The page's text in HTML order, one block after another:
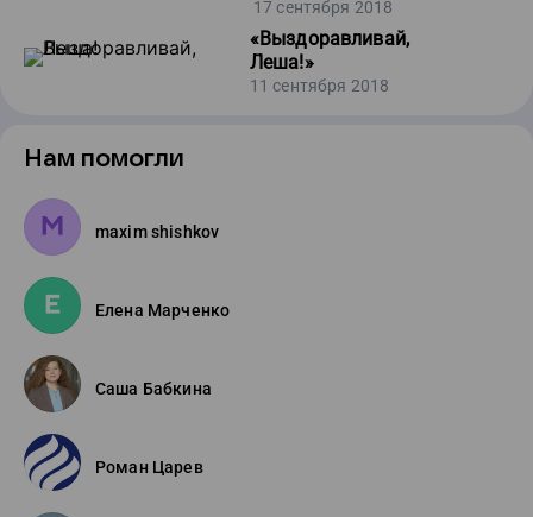
17 сентября 2018
«Выздоравливай,
Леша!»
11 сентября 2018
Нам помогли
maxim shishkov
Елена Марченко
Саша Бабкина
Роман Царев